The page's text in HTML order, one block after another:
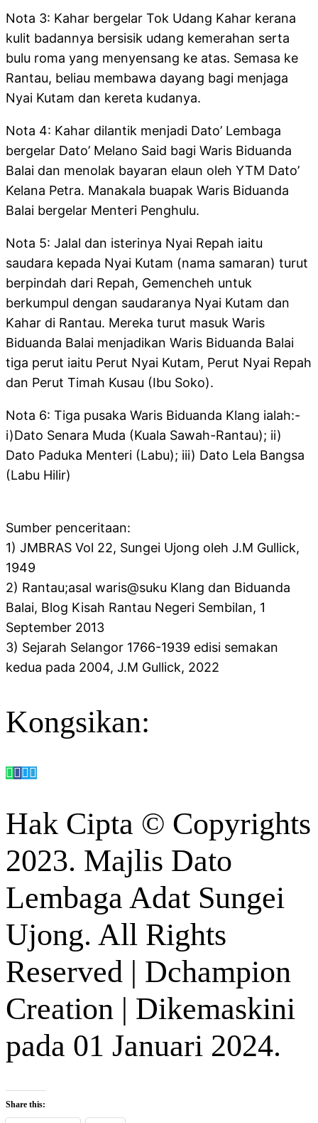
Nota 3: Kahar bergelar Tok Udang Kahar kerana
kulit badannya bersisik udang kemerahan serta
bulu roma yang menyensang ke atas. Semasa ke
Rantau, beliau membawa dayang bagi menjaga
Nyai Kutam dan kereta kudanya.
Nota 4: Kahar dilantik menjadi Dato’ Lembaga
bergelar Dato’ Melano Said bagi Waris Biduanda
Balai dan menolak bayaran elaun oleh YTM Dato’
Kelana Petra. Manakala buapak Waris Biduanda
Balai bergelar Menteri Penghulu.
Nota 5: Jalal dan isterinya Nyai Repah iaitu
saudara kepada Nyai Kutam (nama samaran) turut
berpindah dari Repah, Gemencheh untuk
berkumpul dengan saudaranya Nyai Kutam dan
Kahar di Rantau. Mereka turut masuk Waris
Biduanda Balai menjadikan Waris Biduanda Balai
tiga perut iaitu Perut Nyai Kutam, Perut Nyai Repah
dan Perut Timah Kusau (Ibu Soko).
Nota 6: Tiga pusaka Waris Biduanda Klang ialah:-
i)Dato Senara Muda (Kuala Sawah-Rantau); ii)
Dato Paduka Menteri (Labu); iii) Dato Lela Bangsa
(Labu Hilir)
Sumber penceritaan:
1) JMBRAS Vol 22, Sungei Ujong oleh J.M Gullick,
1949
2) Rantau;asal waris@suku Klang dan Biduanda
Balai, Blog Kisah Rantau Negeri Sembilan, 1
September 2013
3) Sejarah Selangor 1766-1939 edisi semakan
kedua pada 2004, J.M Gullick, 2022
Kongsikan:
Hak Cipta © Copyrights
2023. Majlis Dato
Lembaga Adat Sungei
Ujong. All Rights
Reserved | Dchampion
Creation | Dikemaskini
pada 01 Januari 2024.
Share this: